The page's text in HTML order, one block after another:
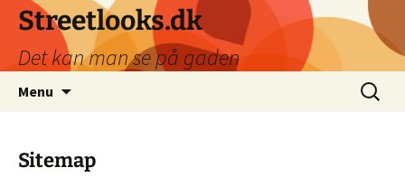
Hop
indhold
Streetlooks.dk
Det kan man se på gaden
Menu
Søg
efter:
Sitemap